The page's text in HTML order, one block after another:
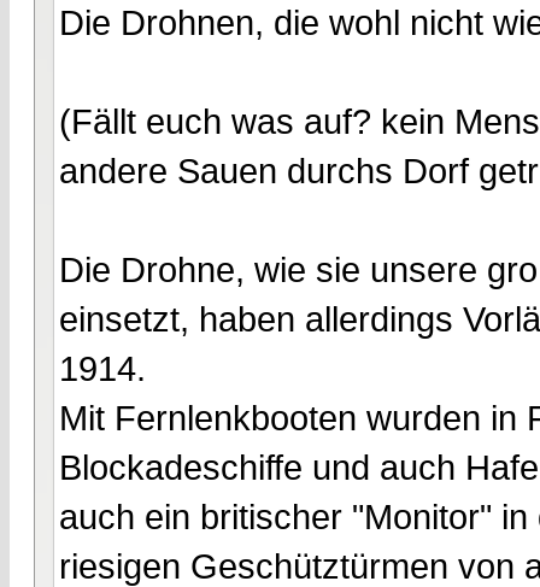
Die Drohnen, die wohl nicht
(Fällt euch was auf? kein
andere Sauen durchs Dorf
Die Drohne, wie sie unsere
einsetzt, haben allerdings
1914.
Mit Fernlenkbooten wurden in
Blockadeschiffe und auch
auch ein britischer "Monitor"
riesigen Geschütztürmen von